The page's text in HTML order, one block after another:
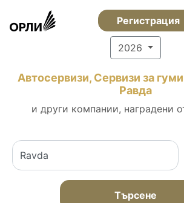
Регистрация
2026
Автосервизи, Сервизи за
Равда
и други компании, наградени
Търсене